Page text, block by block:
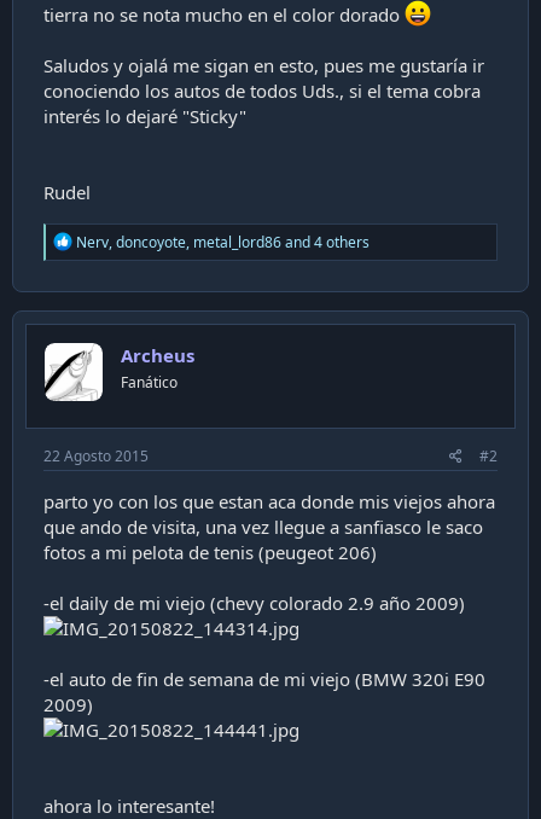
tierra no se nota mucho en el color dorado
Saludos y ojalá me sigan en esto, pues me gustaría ir
conociendo los autos de todos Uds., si el tema cobra
interés lo dejaré "Sticky"
Rudel
R
e
c
t
o
n
s
Nerv,doncoyote, metal_lord86and 4 others
Archeus
Fanático
22 Agosto 2015 #2
parto yo con los que estan aca donde mis viejos ahora
que ando de visita, una vez llegue a sanfiasco le saco
fotos a mi pelota de tenis (peugeot 206)
-el daily de mi viejo (chevy colorado 2.9 año 2009)
-el auto de fin de semana de mi viejo (BMW 320i E90
2009)
ahora lo interesante!